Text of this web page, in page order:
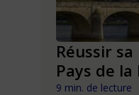
Réussir
Pays de la
9 min. de lecture